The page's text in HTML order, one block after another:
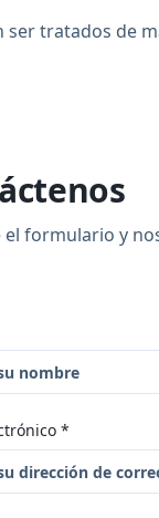
ser tratados de
el formulario y
*